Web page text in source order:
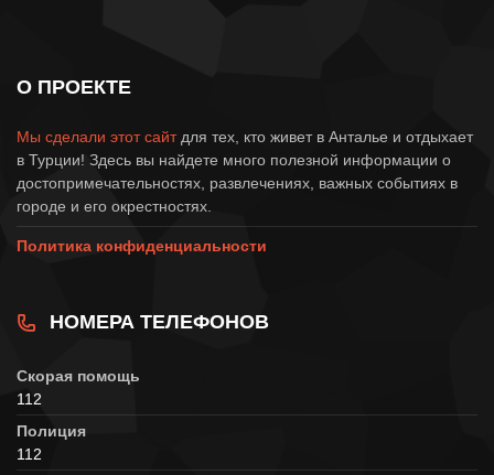
О ПРОЕКТЕ
Мы сделали этот сайтдля тех, кто живет в Анталье и отдыхает
в Турции! Здесь вы найдете много полезной информации о
достопримечательностях, развлечениях, важных событиях в
городе и его окрестностях.
Политика конфиденциальности
НОМЕРА ТЕЛЕФОНОВ
Скорая помощь
112
Полиция
112